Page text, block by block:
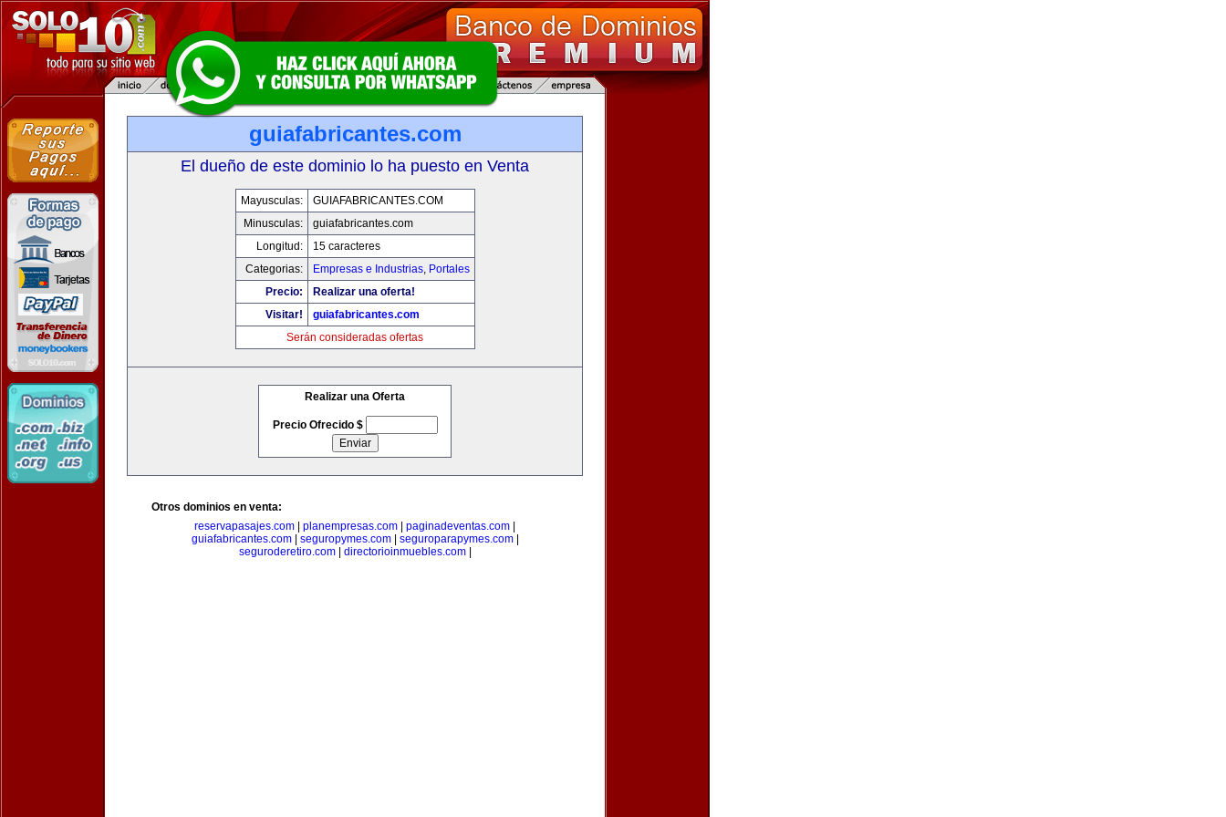
guiafabricantes.com
El dueño de este dominio lo ha puesto en Venta
Mayusculas:
GUIAFABRICANTES.COM
Minusculas:
guiafabricantes.com
Longitud:
15 caracteres
Categorias:
Empresas e Industrias, Portales
Precio:
Realizar una oferta!
Visitar!
guiafabricantes.com
Serán consideradas ofertas
Realizar una Oferta
Precio Ofrecido $
Otros dominios en venta:
reservapasajes.com
planempresas.com paginadeventas.com
guiafabricantes.com| seguropymes.com| seguroparapymes.com|
seguroderetiro.com| directorioinmuebles.com|